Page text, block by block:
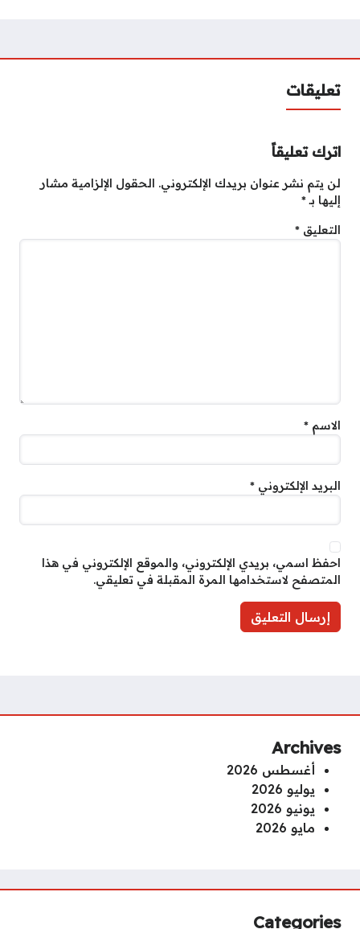
تعليقات
اترك تعليقاً
لن يتم نشر عنوان بريدك الإلكتروني. الحقول الإلزامية مشار
إليها بـ*
التعليق *
الاسم *
البريد الإلكتروني *
احفظ اسمي، بريدي الإلكتروني، والموقع الإلكتروني في هذا
المتصفح لاستخدامها المرة المقبلة في تعليقي.
Archives
أغسطس 2026
يوليو 2026
يونيو 2026
مايو 2026
Categories